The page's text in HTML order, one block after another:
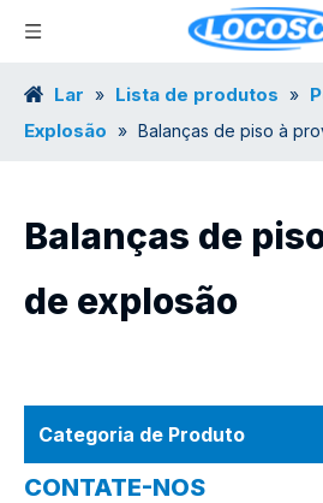
Lar » Lista de produtos »
Explosão » Balanças de piso à
Balanças de
de explosão
Categoria de Produto
CONTATE-NOS